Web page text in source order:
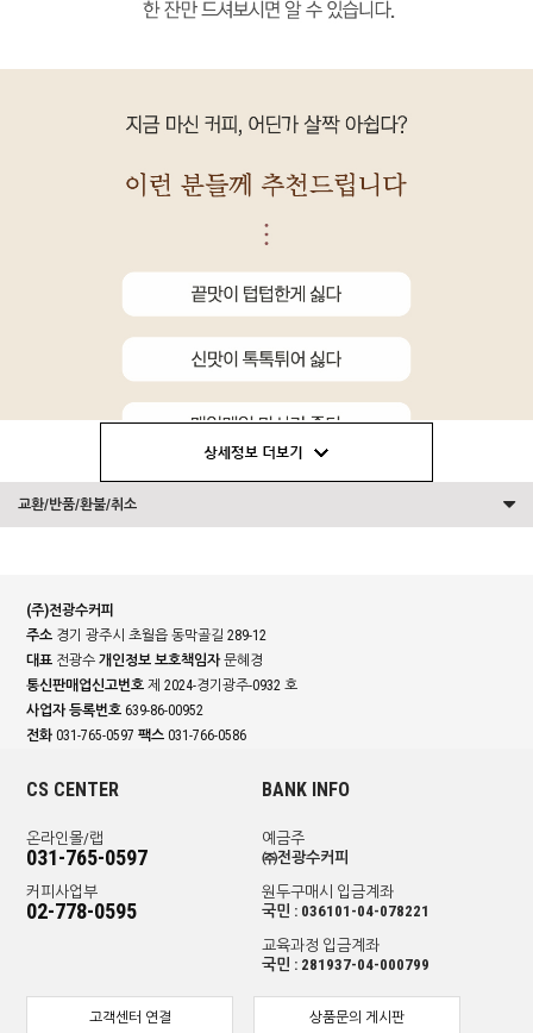
교환/반품/환불/취소
(주)전광수커피
주소 경기 광주시 초월읍 동막골길 289-12
대표 전광수개인정보 보호책임자문혜경
통신판매업신고번호 제 2024-경기광주-0932 호
사업자 등록번호 639-86-00952
전화 031-765-0597팩스 031-766-0586
CS CENTER
온라인몰/랩
031-765-0597
커피사업부
02-778-0595
BANK INFO
예금주
㈜전광수커피
원두구매시 입금계좌
국민 : 036101-04-078221
교육과정 입금계좌
국민 : 281937-04-000799
고객센터 연결 상품문의 게시판